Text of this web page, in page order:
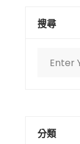
搜尋
分類